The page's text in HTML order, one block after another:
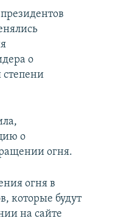
о
о
огня.
огня в
которые будут
на сайте